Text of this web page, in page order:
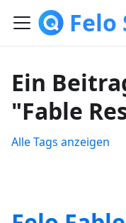
Felo
Ein
"Fable
Alle Tags anzeigen